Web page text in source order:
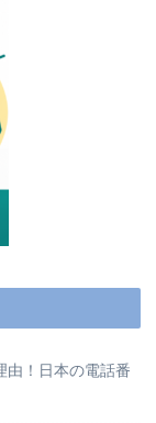
由！日本の電話番